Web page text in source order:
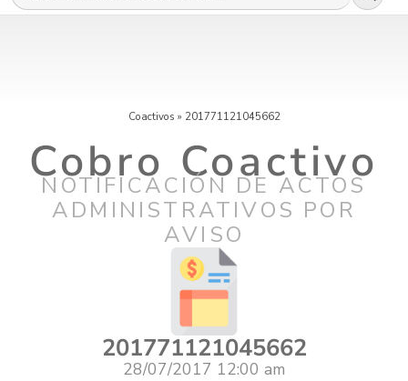
Coactivos » 201771121045662
Cobro Coactivo
NOTIFICACIÓN DE ACTOS
ADMINISTRATIVOS POR
AVISO
201771121045662
28/07/2017 12:00 am